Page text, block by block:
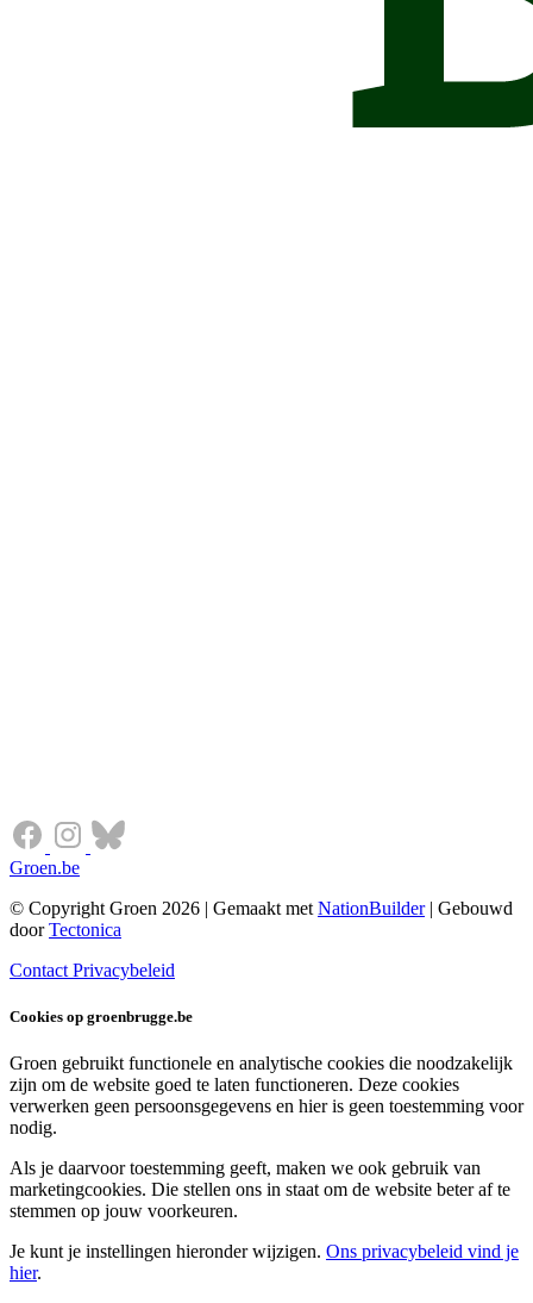
Groen.be
© Copyright Groen 2026 | Gemaakt met NationBuilder| Gebouwd
doorTectonica
Contact Privacybeleid
Cookies op groenbrugge.be
Groen gebruikt functionele en analytische cookies die noodzakelijk
zijn om de website goed te laten functioneren. Deze cookies
verwerken geen persoonsgegevens en hier is geen toestemming voor
nodig.
Als je daarvoor toestemming geeft, maken we ook gebruik van
marketingcookies. Die stellen ons in staat om de website beter af te
stemmen op jouw voorkeuren.
Je kunt je instellingen hieronder wijzigen. Ons privacybeleid vind je
hier.